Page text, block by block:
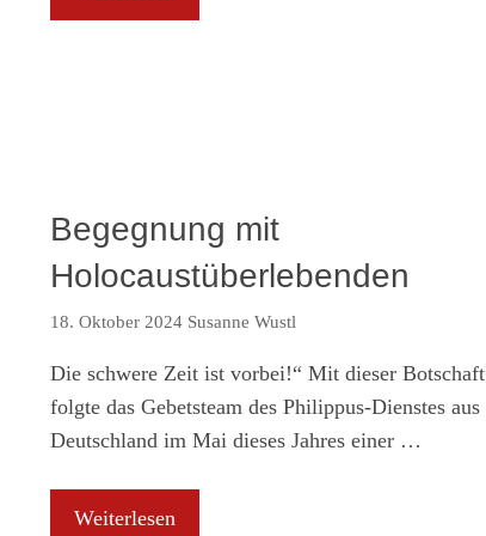
Begegnung mit
Holocaustüberlebenden
18. Oktober 2024 Susanne Wustl
Die schwere Zeit ist vorbei!“ Mit dieser Botschaft
folgte das Gebetsteam des Philippus-Dienstes aus
Deutschland im Mai dieses Jahres einer …
Weiterlesen